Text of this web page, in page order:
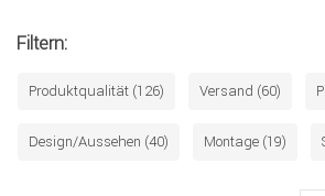
Filtern:
Produktqualität (126) Versand (60)
Design/Aussehen (40) Montage (19)